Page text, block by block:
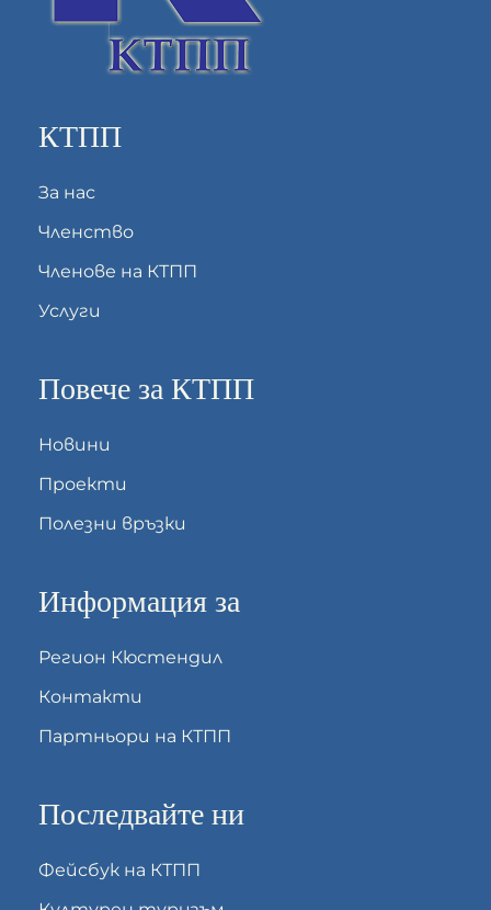
КТПП
За нас
Членство
Членове на КТПП
Услуги
Повече за КТПП
Новини
Проекти
Полезни връзки
Информация за
Регион Кюстендил
Контакти
Партньори на КТПП
Последвайте ни
Фейсбук на КТПП